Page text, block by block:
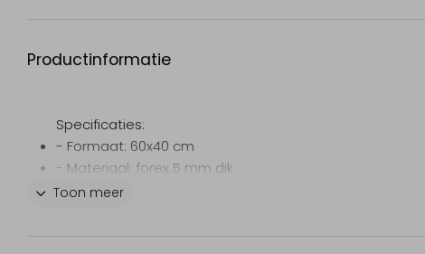
Productinformatie
Specificaties:
- Formaat: 60x40 cm
- Materiaal: forex 5 mm dik
- Weersbestendig
Toon meer